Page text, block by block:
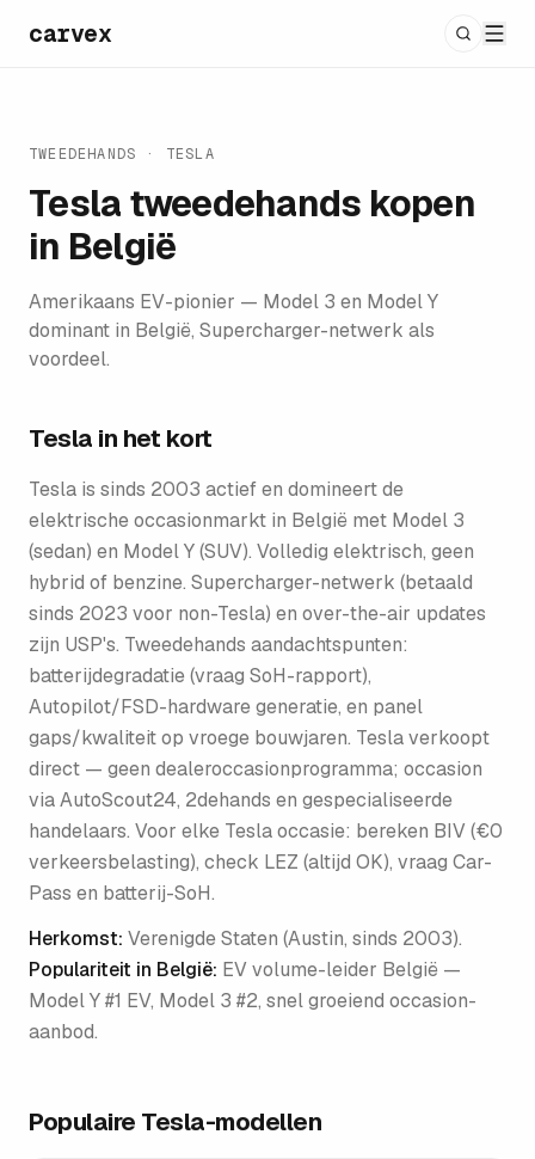
carvex
TWEEDEHANDS · TESLA
Tesla tweedehands kopen
in België
Amerikaans EV-pionier — Model 3 en Model Y
dominant in België, Supercharger-netwerk als
voordeel.
Tesla in het kort
Tesla is sinds 2003 actief en domineert de
elektrische occasionmarkt in België met Model 3
(sedan) en Model Y (SUV). Volledig elektrisch, geen
hybrid of benzine. Supercharger-netwerk (betaald
sinds 2023 voor non-Tesla) en over-the-air updates
zijn USP's. Tweedehands aandachtspunten:
batterijdegradatie (vraag SoH-rapport),
Autopilot/FSD-hardware generatie, en panel
gaps/kwaliteit op vroege bouwjaren. Tesla verkoopt
direct — geen dealeroccasionprogramma; occasion
via AutoScout24, 2dehands en gespecialiseerde
handelaars. Voor elke Tesla occasie: bereken BIV (€0
verkeersbelasting), check LEZ (altijd OK), vraag Car-
Pass en batterij-SoH.
Herkomst: Verenigde Staten (Austin, sinds 2003).
Populariteit in België: EV volume-leider België —
Model Y #1 EV, Model 3 #2, snel groeiend occasion-
aanbod.
Populaire Tesla-modellen